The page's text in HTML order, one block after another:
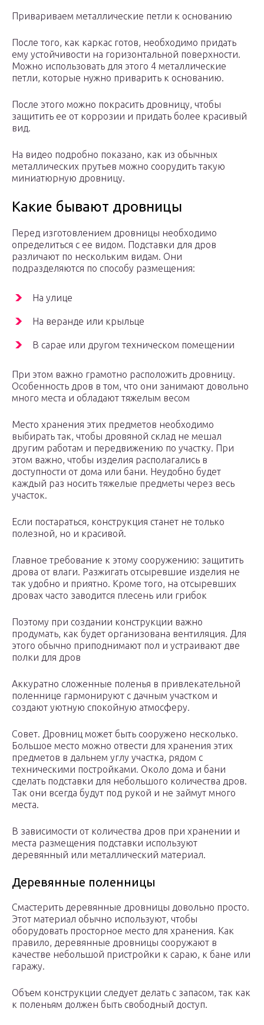
Привариваем металлические петли к основанию
После того, как каркас готов, необходимо придать
ему устойчивости на горизонтальной поверхности.
Можно использовать для этого 4 металлические
петли, которые нужно приварить к основанию.
После этого можно покрасить дровницу, чтобы
защитить ее от коррозии и придать более красивый
вид.
На видео подробно показано, как из обычных
металлических прутьев можно соорудить такую
миниатюрную дровницу.
Какие бывают дровницы
Перед изготовлением дровницы необходимо
определиться с ее видом. Подставки для дров
различают по нескольким видам. Они
подразделяются по способу размещения:
На улице
На веранде или крыльце
В сарае или другом техническом помещении
При этом важно грамотно расположить дровницу.
Особенность дров в том, что они занимают довольно
много места и обладают тяжелым весом
Место хранения этих предметов необходимо
выбирать так, чтобы дровяной склад не мешал
другим работам и передвижению по участку. При
этом важно, чтобы изделия располагались в
доступности от дома или бани. Неудобно будет
каждый раз носить тяжелые предметы через весь
участок.
Если постараться, конструкция станет не только
полезной, но и красивой.
Главное требование к этому сооружению: защитить
дрова от влаги. Разжигать отсыревшие изделия не
так удобно и приятно. Кроме того, на отсыревших
дровах часто заводится плесень или грибок
Поэтому при создании конструкции важно
продумать, как будет организована вентиляция. Для
этого обычно приподнимают пол и устраивают две
полки для дров
Аккуратно сложенные поленья в привлекательной
поленнице гармонируют с дачным участком и
создают уютную спокойную атмосферу.
Совет. Дровниц может быть сооружено несколько.
Большое место можно отвести для хранения этих
предметов в дальнем углу участка, рядом с
техническими постройками. Около дома и бани
сделать подставки для небольшого количества дров.
Так они всегда будут под рукой и не займут много
места.
В зависимости от количества дров при хранении и
места размещения подставки используют
деревянный или металлический материал.
Деревянные поленницы
Смастерить деревянные дровницы довольно просто.
Этот материал обычно используют, чтобы
оборудовать просторное место для хранения. Как
правило, деревянные дровницы сооружают в
качестве небольшой пристройки к сараю, к бане или
гаражу.
Объем конструкции следует делать с запасом, так как
к поленьям должен быть свободный доступ.